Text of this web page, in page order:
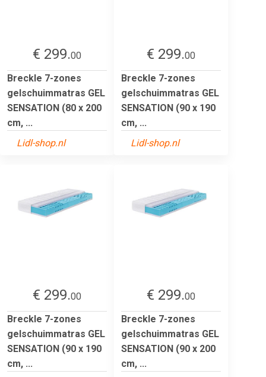
€ 299.00
Breckle 7-zones
gelschuimmatras GEL
SENSATION (80 x 200
cm, ...
Lidl-shop.nl
€ 299.00
Breckle 7-zones
gelschuimmatras GEL
SENSATION (90 x 190
cm, ...
Lidl-shop.nl
€ 299.00
Breckle 7-zones
gelschuimmatras GEL
SENSATION (90 x 190
cm, ...
€ 299.00
Breckle 7-zones
gelschuimmatras GEL
SENSATION (90 x 200
cm, ...